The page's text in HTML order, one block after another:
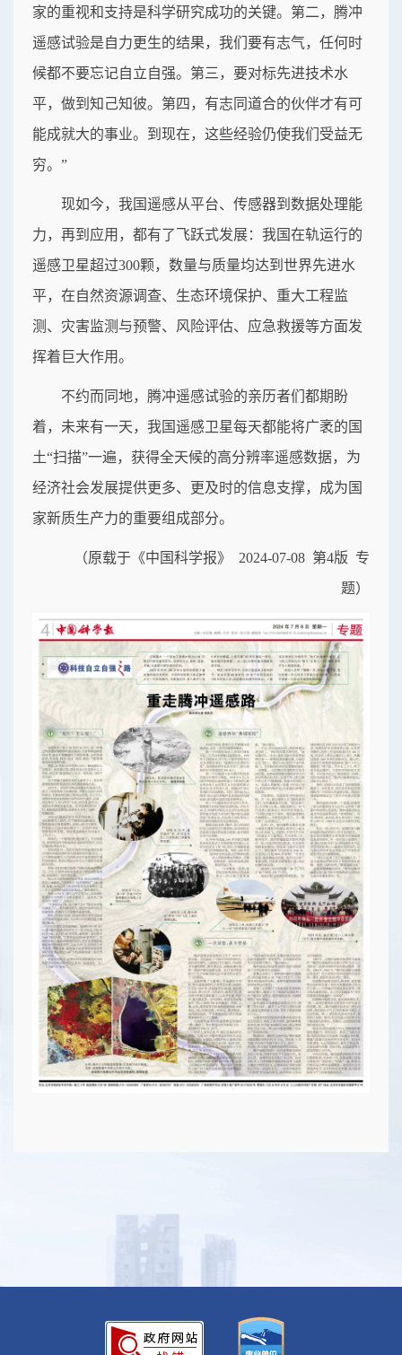
家的重视和支持是科学研究成功的关键。第二，腾冲
遥感试验是自力更生的结果，我们要有志气，任何时
候都不要忘记自立自强。第三，要对标先进技术水
平，做到知己知彼。第四，有志同道合的伙伴才有可
能成就大的事业。到现在，这些经验仍使我们受益无
穷。”
现如今，我国遥感从平台、传感器到数据处理能
力，再到应用，都有了飞跃式发展：我国在轨运行的
遥感卫星超过300颗，数量与质量均达到世界先进水
平，在自然资源调查、生态环境保护、重大工程监
测、灾害监测与预警、风险评估、应急救援等方面发
挥着巨大作用。
不约而同地，腾冲遥感试验的亲历者们都期盼
着，未来有一天，我国遥感卫星每天都能将广袤的国
土“扫描”一遍，获得全天候的高分辨率遥感数据，为
经济社会发展提供更多、更及时的信息支撑，成为国
家新质生产力的重要组成部分。
（原载于《中国科学报》 2024-07-08 第4版 专
题）